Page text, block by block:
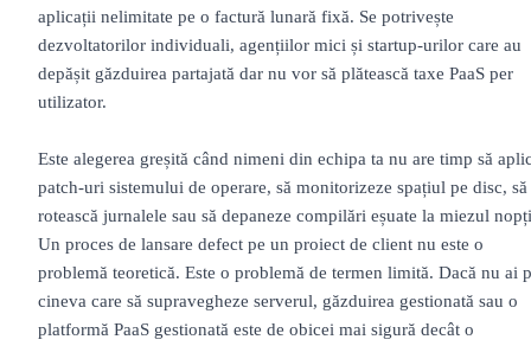
aplicații nelimitate pe o factură lunară fixă. Se potrivește
dezvoltatorilor individuali, agențiilor mici și startup-urilor care au
depășit găzduirea partajată dar nu vor să plătească taxe PaaS per
utilizator.
Este alegerea greșită când nimeni din echipa ta nu are timp să
patch-uri sistemului de operare, să monitorizeze spațiul pe disc, să
rotească jurnalele sau să depaneze compilări eșuate la miezul
Un proces de lansare defect pe un proiect de client nu este o
problemă teoretică. Este o problemă de termen limită. Dacă nu ai
cineva care să supravegheze serverul, găzduirea gestionată sau o
platformă PaaS gestionată este de obicei mai sigură decât o